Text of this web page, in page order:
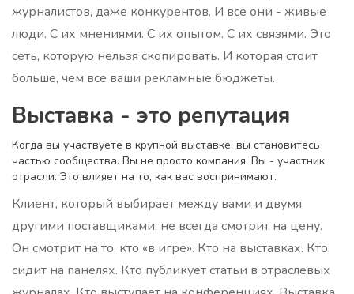
журналистов, даже конкурентов. И все они - живые
люди. С их мнениями. С их опытом. С их связями. Это
сеть, которую нельзя скопировать. И которая стоит
больше, чем все ваши рекламные бюджеты.
Выставка - это репутация
Когда вы участвуете в крупной выставке, вы становитесь
частью сообщества. Вы не просто компания. Вы - участник
отрасли. Это влияет на то, как вас воспринимают.
Клиент, который выбирает между вами и двумя
другими поставщиками, не всегда смотрит на цену.
Он смотрит на то, кто «в игре». Кто на выставках. Кто
сидит на панелях. Кто публикует статьи в отраслевых